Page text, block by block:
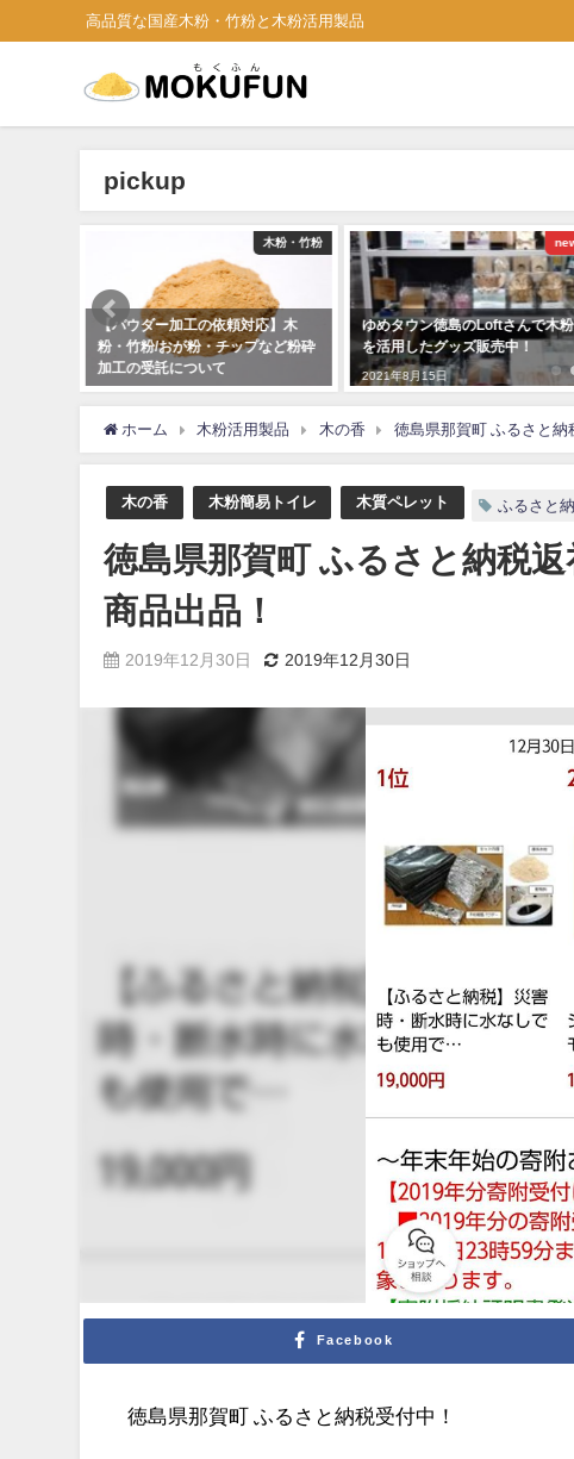
高品質な国産木粉・竹粉と木粉活用製品
pickup
news
ゆめタウン徳島のLoftさんで木粉
を活用したグッズ販売中！
2021年8月15日
木粉・
森林認証材の加工 丸太の皮むき
2021年8月15日
ホーム 木粉活用製品 木の香 徳島県那賀町 ふるさと納
木の香 木粉簡易トイレ 木質ペレット ふるさと
徳島県那賀町 ふるさと納税
商品出品！
2019年12月30日 2019年12月30日
Facebook
徳島県那賀町 ふるさと納税受付中！